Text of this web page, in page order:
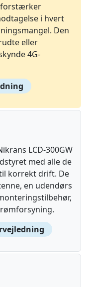
i hvert
Den
eller
4G-
LCD-300GW
med alle de
korrekt drift. De
en udendørs